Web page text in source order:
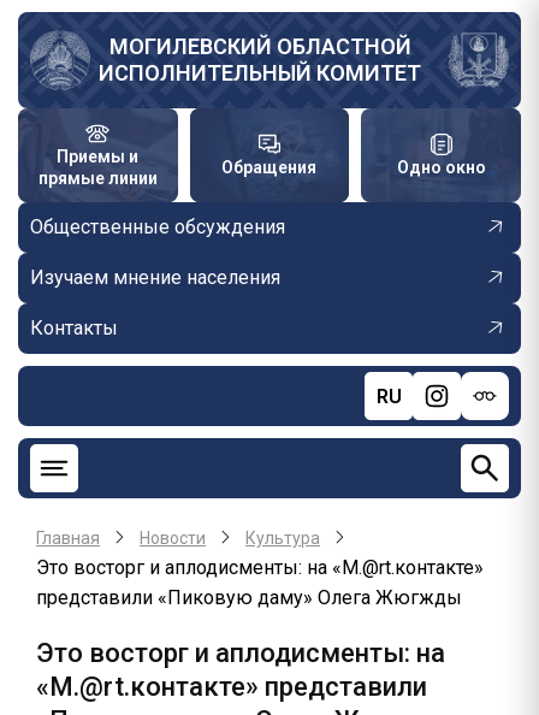
Перейти
основному
содержанию
МОГИЛЕВСКИЙ ОБЛАСТНОЙ
ИСПОЛНИТЕЛЬНЫЙ КОМИТЕТ
Приемы и
прямые линии
Обращения Одно окно
Общественные обсуждения
Изучаем мнение населения
Контакты
RU
Главная Новости Культура
Это восторг и аплодисменты: на «M.@rt.контакте»
представили «Пиковую даму» Олега Жюгжды
Это восторг и аплодисменты: на
«M.@rt.контакте» представили